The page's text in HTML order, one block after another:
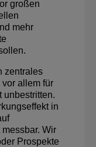
großen
mehr
zentrales
allem für
unbestritten.
in
Wir
Prospekte